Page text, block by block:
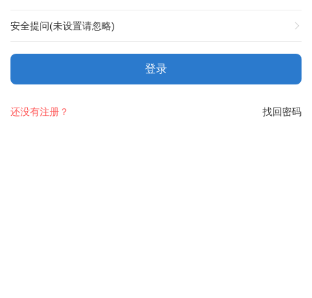
安全提问(未设置请忽略)
登录
找回密码
还没有注册？